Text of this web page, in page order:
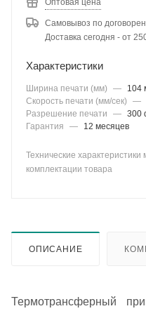
Оптовая цена
Самовывоз по
Доставка сегодня - от
Характеристики
Ширина печати (мм) —
104
Скорость печати (мм/сек)
—
Разрешение печати
— 300
Гарантия
— 12 месяцев
Технические характеристики
комплектации товара
ОПИСАНИЕ
Термотрансферный